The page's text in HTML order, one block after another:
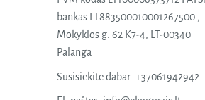
bankas LT883500010001267500 ,
Mokyklos g. 62 K7-4, LT-00340
Palanga
Susisiekite dabar: +37061942942